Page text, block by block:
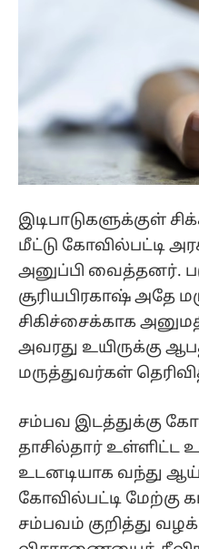
இடிபாடுகளுக்குள்
மீட்டு கோவில்பட்டி
அனுப்பி வைத்தனர்.
சூரியபிரகாஷ் அதே
சிகிச்சைக்காக
அவரது உயிருக்கு
மருத்துவர்கள்
சம்பவ இடத்துக்கு
தாசில்தார் உள்ளிட்ட
உடனடியாக வந்து
கோவில்பட்டி மேற்கு
சம்பவம் குறித்து